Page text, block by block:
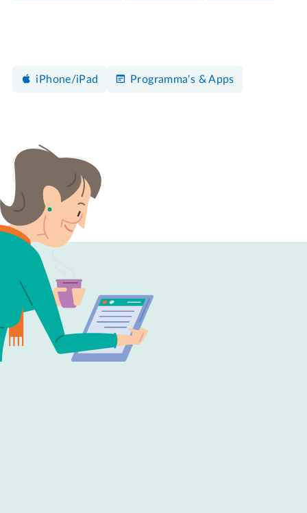
iPhone/iPad Programma's & Apps